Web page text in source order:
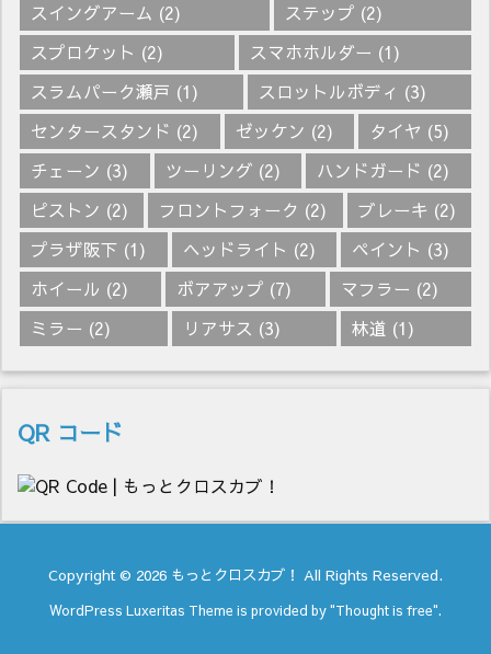
スイングアーム (2) ステップ (2)
スプロケット (2) スマホホルダー (1)
スラムパーク瀬戸 (1) スロットルボディ (3)
センタースタンド (2) ゼッケン (2) タイヤ (5)
チェーン (3) ツーリング (2) ハンドガード (2)
ピストン (2) フロントフォーク (2) ブレーキ (2)
プラザ阪下 (1) ヘッドライト (2) ペイント (3)
ホイール (2) ボアアップ (7) マフラー (2)
ミラー (2) リアサス (3) 林道 (1)
QR コード
Copyright © 2026 もっとクロスカブ！ All Rights Reserved.
WordPress Luxeritas Theme is provided by "Thought is free".